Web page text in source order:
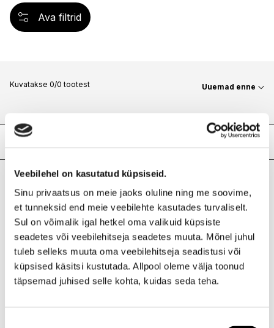
Veebilehel on kasutatud küpsiseid.
Sinu privaatsus on meie jaoks oluline ning me soovime,
et tunneksid end meie veebilehte kasutades turvaliselt.
Sul on võimalik igal hetkel oma valikuid küpsiste
seadetes või veebilehitseja seadetes muuta. Mõnel juhul
tuleb selleks muuta oma veebilehitseja seadistusi või
küpsised käsitsi kustutada. Allpool oleme välja toonud
täpsemad juhised selle kohta, kuidas seda teha.
Ava filtrid
Kuvatakse 0/0 tootest Uuemad enne
Meie poed
I.L.U. Kristiine
Kristiine Kaubanduskeskus
Endla 45, Tallinn
Avatud E-L 10-21 P 10-19
Telefon 517 1040